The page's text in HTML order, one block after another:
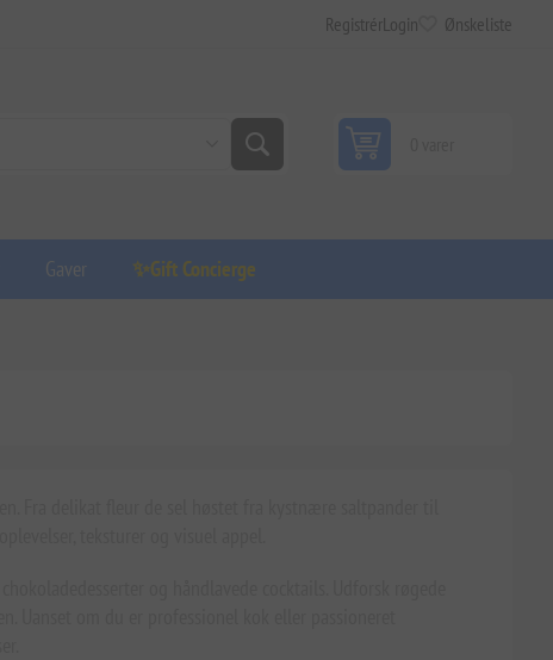
RegistrérLogin Ønskeliste
Gaver ✨Gift Concierge